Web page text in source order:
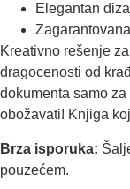
Elegantan
Kreativno rešenje
dragocenosti od
dokumenta samo
obožavati! Knjiga
Brza isporuka:
pouzećem.